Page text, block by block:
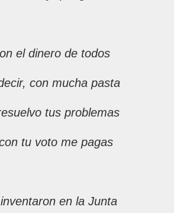
el dinero de todos
con mucha pasta
tus problemas
tu voto me pagas
en la Junta